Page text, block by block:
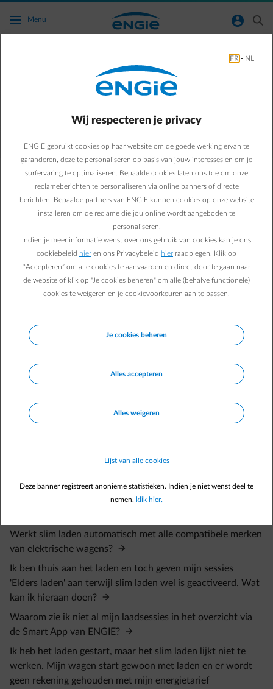
Ga naar de hoofdinhoud
Menu normal-account-circle search
Moet ik een digitale meter hebben om
gebruik te kunnen maken van de Smart
Nee hoor, ENGIE biedt de Smart Charge-dienst aan voor al zijn
klanten in België. Of je nu een digitale meter hebt of een analoge
meter. Of je nu in Vlaanderen, Wallonië of Brussel woont. Zolang je
jouw wagen of laadpaal kunt koppelen met de Smart App en klant
bent voor je elektriciteit, kan je deze dienst gebruiken en je
laadsessies optimaal benutten. We zijn hierin anders dan andere
aanbieders in België, die de dienst soms alleen beschikbaar maken
voor mensen met een digitale meter of met een speciaal
energiecontract.
De beloningen voor slim laden zijn wel beperkt: met de meeste
maar niet alle energiecontracten kan je beloningen verdienen.
verdienen.
laden te starten wanneer het voor mij voordelig is?
Ik kan mijn wagen wel koppelen aan de Smart App, maar hij
is niet compatibel met de functie 'Slim laden'. Wat betekent
Werkt slim laden automatisch met alle compatibele merken
van elektrische wagens?
Ik ben thuis aan het laden en toch geven mijn sessies
'Elders laden' aan terwijl slim laden wel is geactiveerd. Wat
kan ik hieraan doen?
Waarom zie ik niet al mijn laadsessies in het overzicht via
de Smart App van ENGIE?
Ik heb het laden gestart, maar het slim laden lijkt niet te
werken. Mijn wagen start gewoon met laden en er wordt
geen rekening gehouden met mijn energietarief
FR - NL
Wij respecteren je privacy
ENGIE gebruikt cookies op haar website om de goede werking ervan te
garanderen, deze te personaliseren op basis van jouw interesses en om je
surfervaring te optimaliseren. Bepaalde cookies laten ons toe om onze
reclameberichten te personaliseren via online banners of directe
berichten. Bepaalde partners van ENGIE kunnen cookies op onze website
installeren om de reclame die jou online wordt aangeboden te
personaliseren.
Indien je meer informatie wenst over ons gebruik van cookies kan je ons
cookiebeleid hier en ons Privacybeleid hier raadplegen. Klik op
“Accepteren” om alle cookies te aanvaarden en direct door te gaan naar
de website of klik op "Je cookies beheren" om alle (behalve functionele)
cookies te weigeren en je cookievoorkeuren aan te passen.
Je cookies beheren
Alles accepteren
Alles weigeren
Lijst van alle cookies
Deze banner registreert anonieme statistieken. Indien je niet wenst deel te
nemen, klik hier.